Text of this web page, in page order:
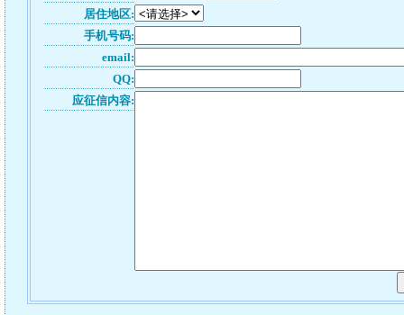
居住地区:
手机号码:
email:
QQ:
应征信内容: